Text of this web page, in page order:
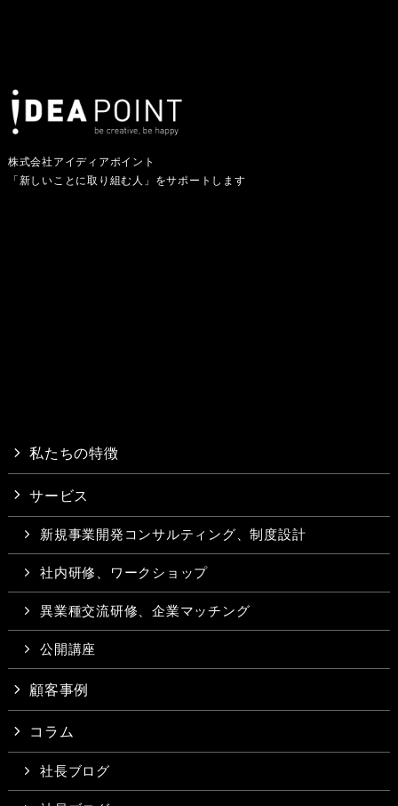
株式会社アイディアポイント
「新しいことに取り組む人」をサポートします
私たちの特徴
サービス
新規事業開発コンサルティング、制度設計
社内研修、ワークショップ
異業種交流研修、企業マッチング
公開講座
顧客事例
コラム
社長ブログ